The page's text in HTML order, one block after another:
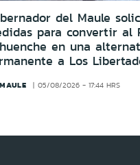
del Maule
para convertir al
en una
a Los
05/08/2026 - 17:44 HRS